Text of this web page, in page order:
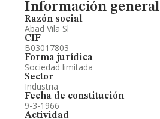
Información general
Razón social
Abad Vila Sl
CIF
B03017803
Forma jurídica
Sociedad limitada
Sector
Industria
Fecha de constitución
9-3-1966
Actividad